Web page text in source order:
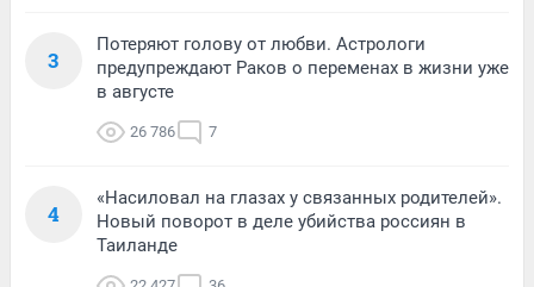
3
Потеряют голову от любви. Астрологи
предупреждают Раков о переменах в жизни уже
в августе
26 786 7
4
«Насиловал на глазах у связанных родителей».
Новый поворот в деле убийства россиян в
Таиланде